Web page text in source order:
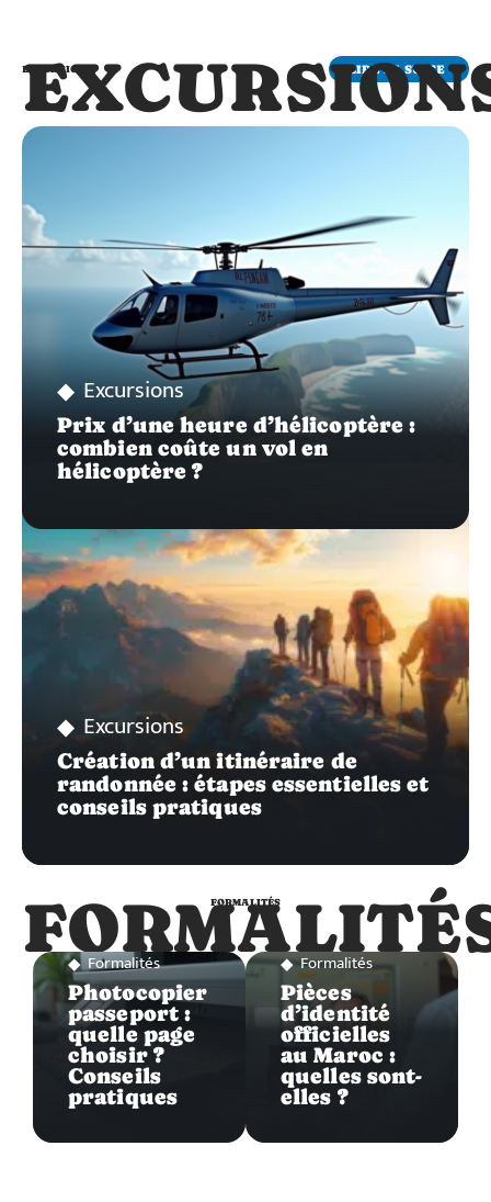
EXCURSIONS LIRE LA SUITE
Excursions
Prix d’une heure d’hélicoptère :
combien coûte un vol en
hélicoptère ?
Excursions
Création d’un itinéraire de
randonnée : étapes essentielles et
conseils pratiques
FORMALITÉS
Formalités
Photocopier
passeport :
quelle page
choisir ?
Conseils
pratiques
Formalités
Pièces
d’identité
officielles
au Maroc :
quelles sont-
elles ?